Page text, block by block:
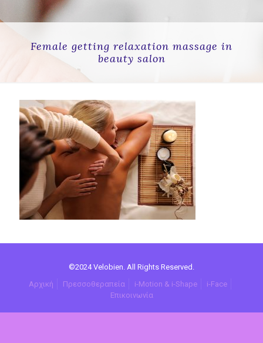
Female getting relaxation massage in
beauty salon
©2024 Velobien. All Rights Reserved.
Αρχική
Πρεσσοθεραπεία i-Motion & i-Shape
i-Face
Επικοινωνία